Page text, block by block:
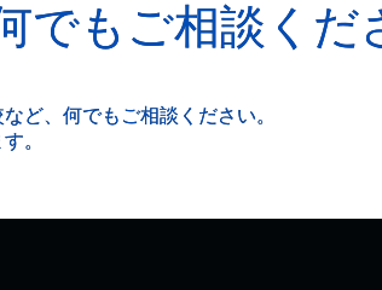
でもご相談くだ
ど、何でもご相談ください。
。